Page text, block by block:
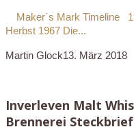
Maker´s Mark Timeline
Herbst 1967 Die...
Martin Glock13. März 2018
Inverleven Malt
Brennerei Steckbrief